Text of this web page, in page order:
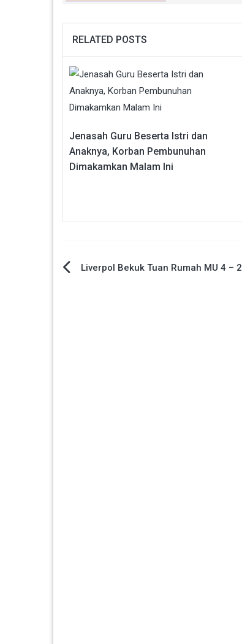
RELATED POSTS
Jenasah Guru Beserta Istri dan
Anaknya, Korban Pembunuhan
Dimakamkan Malam Ini
Navigasi
Liverpol Bekuk Tuan Rumah MU 4 – 2